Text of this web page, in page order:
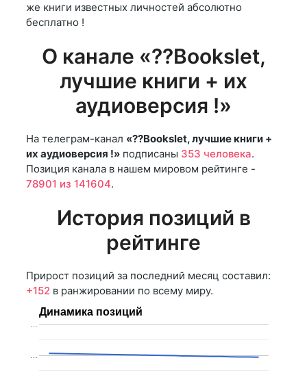
же книги известных личностей абсолютно
бесплатно !
О канале «??Bookslet,
лучшие книги + их
аудиоверсия !»
На телеграм-канал «??Bookslet, лучшие книги +
их аудиоверсия !» подписаны 353 человека.
Позиция канала в нашем мировом рейтинге -
78901 из 141604.
История позиций в
рейтинге
Прирост позиций за последний месяц составил:
+152 в ранжировании по всему миру.
Динамика позиций
…
…